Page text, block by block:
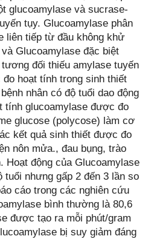
glucoamylase và sucrase-
tụy. Glucoamylase phân
liên tiếp từ đầu không khử
Glucoamylase đặc biệt
đối thiếu amylase tuyến
hoạt tính trong sinh thiết
nhân có độ tuổi dao động
tính glucoamylase được đo
glucose (polycose) làm cơ
kết quả sinh thiết được đo
nôn mửa., đau bụng, trào
Hoạt động của Glucoamylase
tuổi nhưng gấp 2 đến 3 lần so
cáo trong các nghiên cứu
bình thường là 80,6
được tạo ra mỗi phút/gram
bị suy giảm đáng